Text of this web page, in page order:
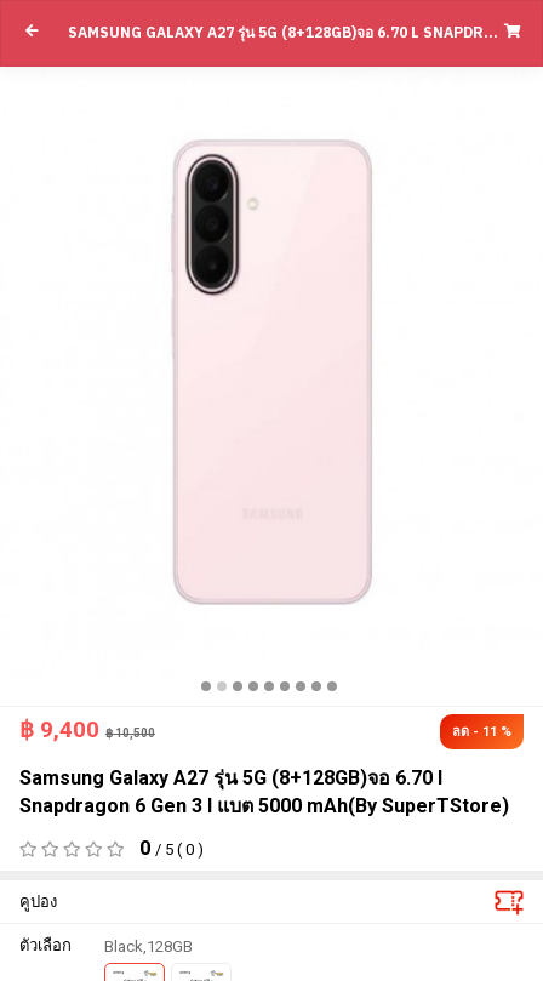
Samsung Galaxy A27 รุ่น 5G (8+128GB)จ
SAMSUNG GALAXY A27 รุ่น 5G (8+128GB)จอ 6.70 L SNAPDRAGON 6 GEN 3 L แบต 5000 MAH(BY SUPERTSTORE)
฿ 9,400 ฿ 10,500 ลด - 11 %
Samsung Galaxy A27 รุ่น 5G (8+128GB)จอ 6.70 l
Snapdragon 6 Gen 3 l แบต 5000 mAh(By SuperTStore)
0 / 5 ( 0 )
คูปอง
ตัวเลือก Black,128GB